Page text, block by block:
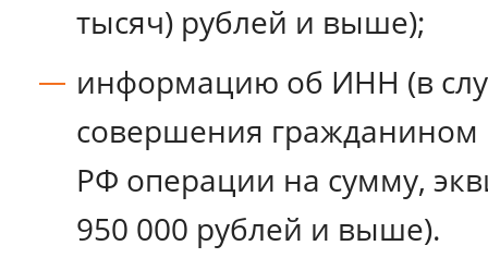
тысяч) рублей и выше);
информацию об ИНН (в
совершения гражданином
РФ операции на сумму,
950 000 рублей и выше).